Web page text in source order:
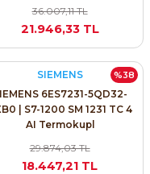
36.007,11 TL
21.946,33 TL
%38
SIEMENS
6ES7231-5QD32-
| S7-1200 SM 1231 TC 4
AI Termokupl
29.874,03 TL
18.447,21 TL